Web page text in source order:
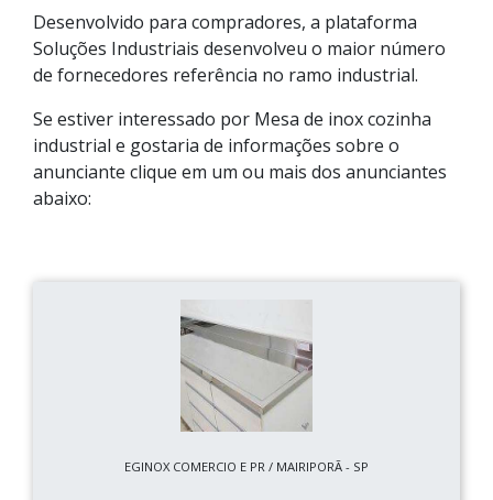
Desenvolvido para compradores, a plataforma
Soluções Industriais desenvolveu o maior número
de fornecedores referência no ramo industrial.
Se estiver interessado por Mesa de inox cozinha
industrial e gostaria de informações sobre o
anunciante clique em um ou mais dos anunciantes
abaixo:
EGINOX COMERCIO E PR / MAIRIPORÃ - SP